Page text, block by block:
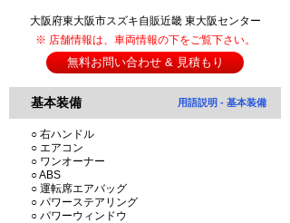
大阪府東大阪市スズキ自販近畿 東大阪センター
※ 店舗情報は、車両情報の下をご覧下さい。
無料お問い合わせ & 見積もり
用語説明 - 基本装備
基本装備
○ 右ハンドル
○ エアコン
○ ワンオーナー
○ ABS
○ 運転席エアバッグ
○ パワーステアリング
○ パワーウィンドウ